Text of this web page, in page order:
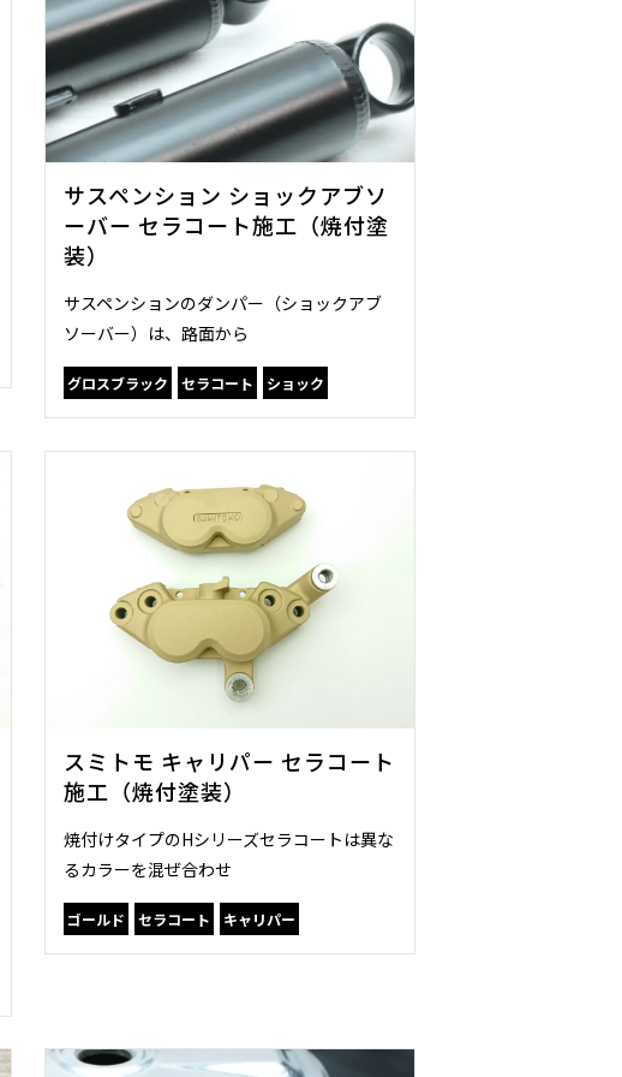
サスペンション ショックアブソ
ーバー セラコート施工（焼付塗
装）
サスペンションのダンパー（ショックアブ
ソーバー）は、路面から
グロスブラック セラコート ショック
スミトモ キャリパー セラコート
施工（焼付塗装）
焼付けタイプのHシリーズセラコートは異な
るカラーを混ぜ合わせ
ゴールド セラコート キャリパー